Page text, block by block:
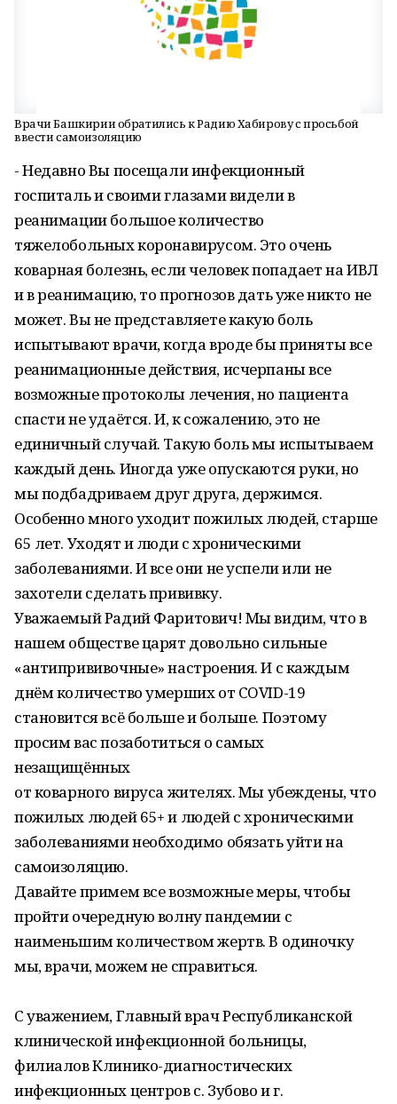
Врачи Башкирии обратились к Радию Хабирову с просьбой
ввести самоизоляцию
- Недавно Вы посещали инфекционный
госпиталь и своими глазами видели в
реанимации большое количество
тяжелобольных коронавирусом. Это очень
коварная болезнь, если человек попадает на ИВЛ
и в реанимацию, то прогнозов дать уже никто не
может. Вы не представляете какую боль
испытывают врачи, когда вроде бы приняты все
реанимационные действия, исчерпаны все
возможные протоколы лечения, но пациента
спасти не удаётся. И, к сожалению, это не
единичный случай. Такую боль мы испытываем
каждый день. Иногда уже опускаются руки, но
мы подбадриваем друг друга, держимся.
Особенно много уходит пожилых людей, старше
65 лет. Уходят и люди с хроническими
заболеваниями. И все они не успели или не
захотели сделать прививку.
Уважаемый Радий Фаритович! Мы видим, что в
нашем обществе царят довольно сильные
«антипрививочные» настроения. И с каждым
днём количество умерших от COVID-19
становится всё больше и больше. Поэтому
просим вас позаботиться о самых
незащищённых
от коварного вируса жителях. Мы убеждены, что
пожилых людей 65+ и людей с хроническими
заболеваниями необходимо обязать уйти на
самоизоляцию.
Давайте примем все возможные меры, чтобы
пройти очередную волну пандемии с
наименьшим количеством жертв. В одиночку
мы, врачи, можем не справиться.
С уважением, Главный врач Республиканской
клинической инфекционной больницы,
филиалов Клинико-диагностических
инфекционных центров с. Зубово и г.